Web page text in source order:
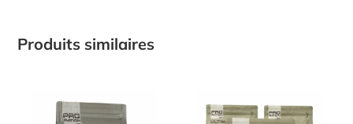
Produits similaires